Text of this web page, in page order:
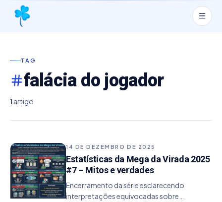
TAG
falácia do jogador
1 artigo
14 DE DEZEMBRO DE 2025
Estatísticas da Mega da Virada 2025
#7 – Mitos e verdades
Encerramento da série esclarecendo
interpretações equivocadas sobre